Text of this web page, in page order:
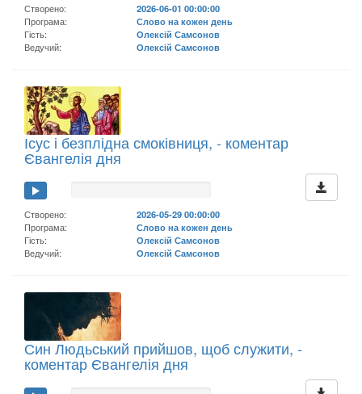
Створено:
2026-06-01 00:00:00
Програма:
Слово на кожен день
Гість:
Олексій Самсонов
Ведучий:
Олексій Самсонов
Ісус і безплідна смоківниця, - коментар
Євангелія дня
Створено:
2026-05-29 00:00:00
Програма:
Слово на кожен день
Гість:
Олексій Самсонов
Ведучий:
Олексій Самсонов
Син Людьський прийшов, щоб служити, -
коментар Євангелія дня